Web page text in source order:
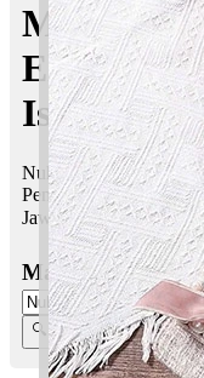
Maksud
Elhan |
Islam
Nuh Daffa Elhan
Pembela kebenaran;
Jawi:نوح دفا إلحان
Masukkan Nama: